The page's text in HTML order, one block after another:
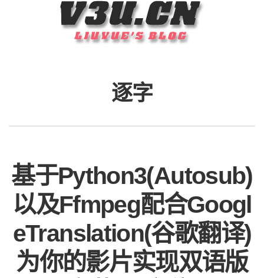
逐字
基于Python3(Autosub)
以及Ffmpeg配合Googl
eTranslation(谷歌翻译)
为你的影片实现双语版